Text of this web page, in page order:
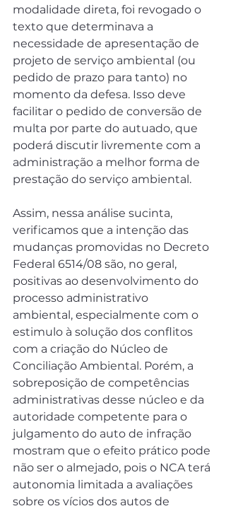
modalidade direta, foi revogado o
texto que determinava a
necessidade de apresentação de
projeto de serviço ambiental (ou
pedido de prazo para tanto) no
momento da defesa. Isso deve
facilitar o pedido de conversão de
multa por parte do autuado, que
poderá discutir livremente com a
administração a melhor forma de
prestação do serviço ambiental.
Assim, nessa análise sucinta,
verificamos que a intenção das
mudanças promovidas no Decreto
Federal 6514/08 são, no geral,
positivas ao desenvolvimento do
processo administrativo
ambiental, especialmente com o
estimulo à solução dos conflitos
com a criação do Núcleo de
Conciliação Ambiental. Porém, a
sobreposição de competências
administrativas desse núcleo e da
autoridade competente para o
julgamento do auto de infração
mostram que o efeito prático pode
não ser o almejado, pois o NCA terá
autonomia limitada a avaliações
sobre os vícios dos autos de